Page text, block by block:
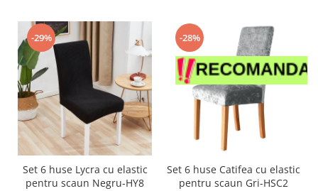
-29%
Set 6 huse Lycra cu elastic
pentru scaun Negru-HY8
-28%
Set 6 huse Catifea cu elastic
pentru scaun Gri-HSC2